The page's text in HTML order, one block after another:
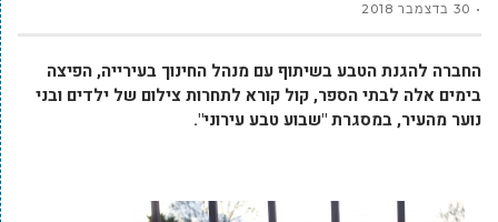
30 בדצמבר 2018
החברה להגנת הטבע בשיתוף עם מנהל החינוך בעירייה, הפיצה
בימים אלה לבתי הספר, קול קורא לתחרות צילום של ילדים ובני
נוער מהעיר, במסגרת "שבוע טבע עירוני".